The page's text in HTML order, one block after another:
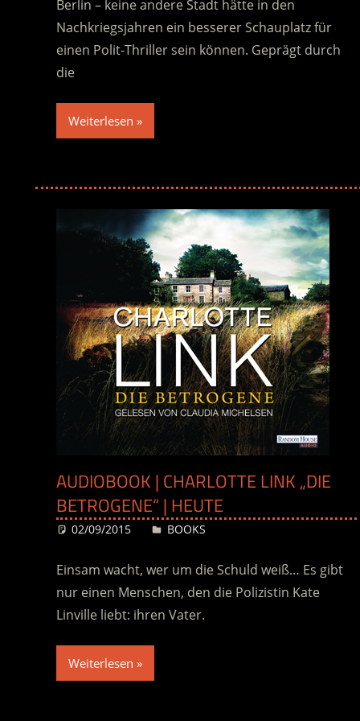
Berlin – keine andere Stadt hätte in den
Nachkriegsjahren ein besserer Schauplatz für
einen Polit-Thriller sein können. Geprägt durch
die
Weiterlesen
AUDIOBOOK | CHARLOTTE LINK „DIE
BETROGENE“ | HEUTE
02/09/2015 Desiree
BOOKS
Einsam wacht, wer um die Schuld weiß… Es gibt
nur einen Menschen, den die Polizistin Kate
Linville liebt: ihren Vater.
Weiterlesen